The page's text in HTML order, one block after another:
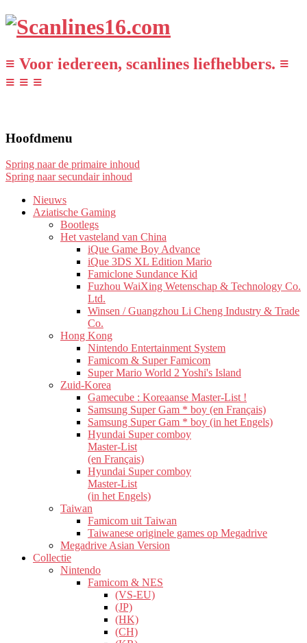
≡ Voor iedereen, scanlines liefhebbers. ≡
≡ ≡ ≡
Hoofdmenu
Spring naar de primaire inhoud
Spring naar secundair inhoud
Nieuws
Aziatische Gaming
Bootlegs
Het vasteland van China
iQue Game Boy Advance
iQue 3DS XL Edition Mario
Famiclone Sundance Kid
Fuzhou WaiXing Wetenschap & Technology Co.
Ltd.
Winsen / Guangzhou Li Cheng Industry & Trade
Co.
Hong Kong
Nintendo Entertainment System
Famicom & Super Famicom
Super Mario World 2 Yoshi's Island
Zuid-Korea
Gamecube : Koreaanse Master-List !
Samsung Super Gam * boy (en Français)
Samsung Super Gam * boy (in het Engels)
Hyundai Super comboy
Master-List
(en Français)
Hyundai Super comboy
Master-List
(in het Engels)
Taiwan
Famicom uit Taiwan
Taiwanese originele games op Megadrive
Megadrive Asian Version
Collectie
Nintendo
Famicom & NES
(VS-EU)
(JP)
(HK)
(CH)